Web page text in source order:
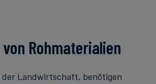
Rohmaterialien
Landwirtschaft, benötigen